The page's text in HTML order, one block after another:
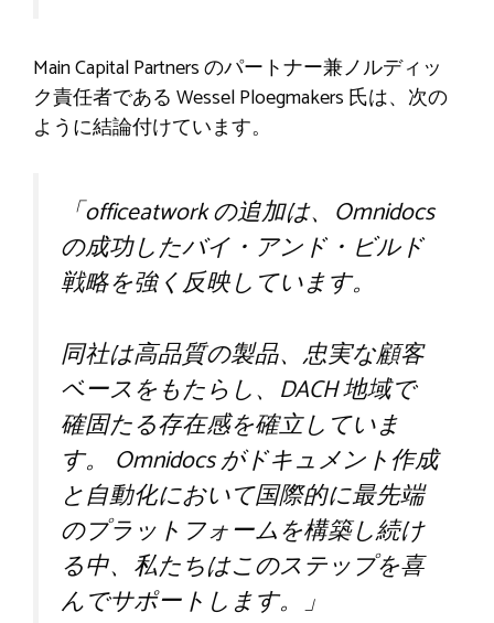
Main Capital Partners のパートナー兼ノルディッ
ク責任者である Wessel Ploegmakers 氏は、次の
ように結論付けています。
「officeatwork の追加は、Omnidocs
の成功したバイ・アンド・ビルド
戦略を強く反映しています。
同社は高品質の製品、忠実な顧客
ベースをもたらし、DACH 地域で
確固たる存在感を確立していま
す。 Omnidocs がドキュメント作成
と自動化において国際的に最先端
のプラットフォームを構築し続け
る中、私たちはこのステップを喜
んでサポートします。」